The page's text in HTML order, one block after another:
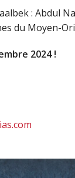
: Abdul
du Moyen-
2024 !